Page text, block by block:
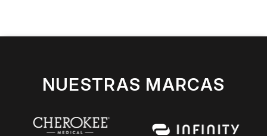
NUESTRAS MARCAS